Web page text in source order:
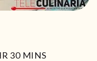
30MIN
MINS